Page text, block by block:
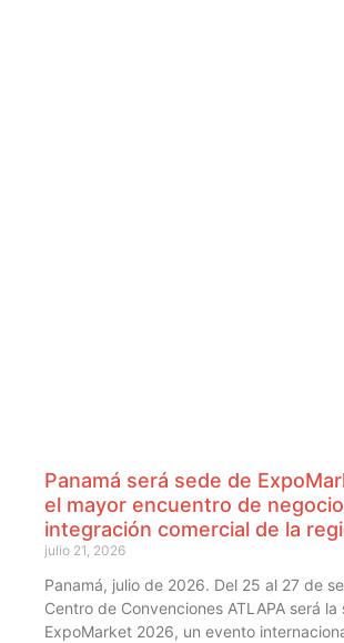
Panamá será sede de
el mayor encuentro de
integración comercial de la
julio 21, 2026
Panamá, julio de 2026. Del 25 al 27 de
Centro de Convenciones ATLAPA será la
ExpoMarket 2026, un evento